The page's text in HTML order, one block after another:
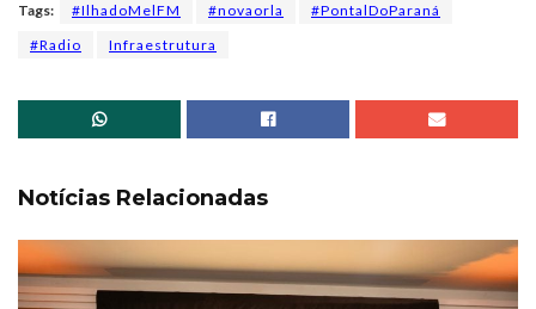
Tags: #IlhadoMelFM #novaorla
#PontalDoParaná
#Radio
Infraestrutura
Notícias Relacionadas